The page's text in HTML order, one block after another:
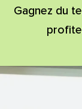
Gagnez du